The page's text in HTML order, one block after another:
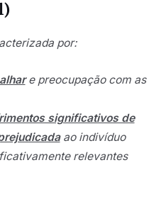
por:
e preocupação com as
significativos de
ao indivíduo
relevantes